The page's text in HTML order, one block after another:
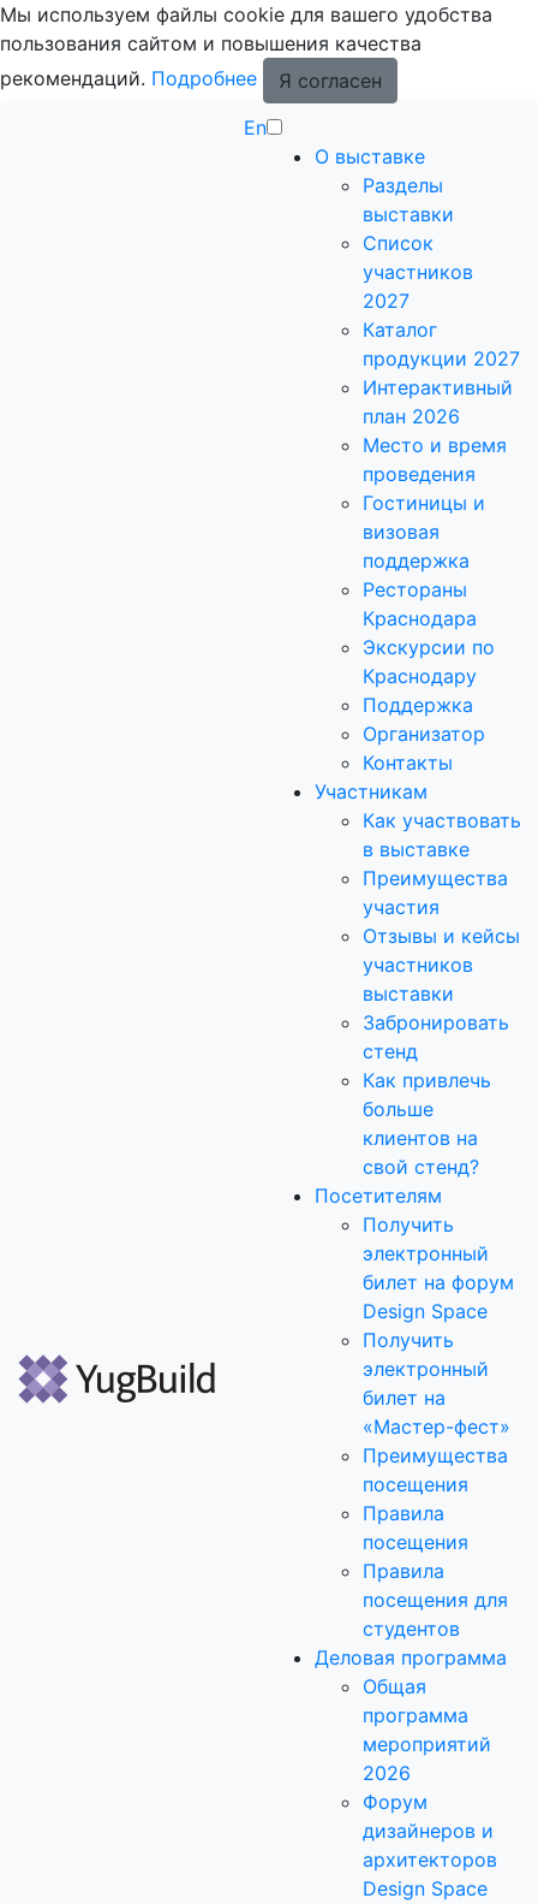
Мы используем файлы cookie для вашего удобства
пользования сайтом и повышения качества
рекомендаций. Подробнее
Я согласен
En
О выставке
Разделы
выставки
Список
участников
2027
Каталог
продукции 2027
Интерактивный
план 2026
Место и время
проведения
Гостиницы и
визовая
поддержка
Рестораны
Краснодара
Экскурсии по
Краснодару
Поддержка
Организатор
Контакты
Участникам
Как участвовать
в выставке
Преимущества
участия
Отзывы и кейсы
участников
выставки
Забронировать
стенд
Как привлечь
больше
клиентов на
свой стенд?
Посетителям
Получить
электронный
билет на форум
Design Space
Получить
электронный
билет на
«Мастер-фест»
Преимущества
посещения
Правила
посещения
Правила
посещения для
студентов
Деловая программа
Общая
программа
мероприятий
2026
Форум
дизайнеров и
архитекторов
Design Space